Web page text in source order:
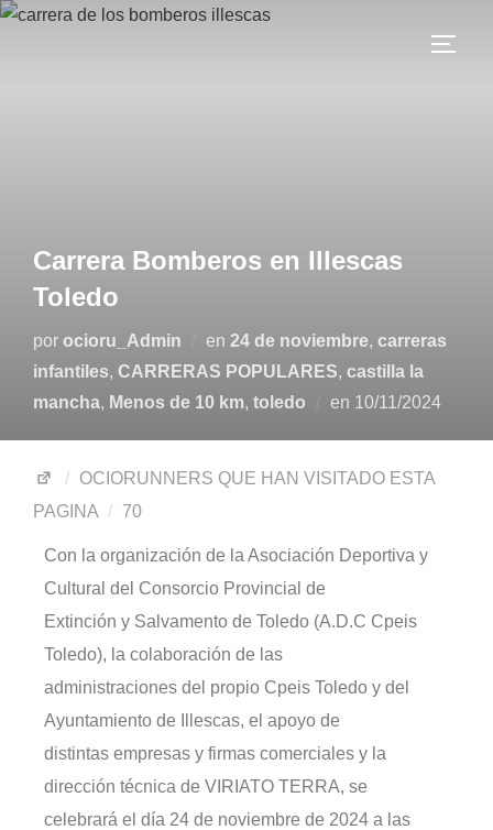
Carrera Bomberos en Illescas
Toledo
por ocioru_Admin en 24 de noviembre, carreras
infantiles, CARRERAS POPULARES, castilla la
mancha, Menos de 10 km, toledo en 10/11/2024
OCIORUNNERS QUE HAN VISITADO ESTA
PAGINA
70
Con la organización de la Asociación Deportiva y
Cultural del Consorcio Provincial de
Extinción y Salvamento de Toledo (A.D.C Cpeis
Toledo), la colaboración de las
administraciones del propio Cpeis Toledo y del
Ayuntamiento de Illescas, el apoyo de
distintas empresas y firmas comerciales y la
dirección técnica de VIRIATO TERRA, se
celebrará el día 24 de noviembre de 2024 a las